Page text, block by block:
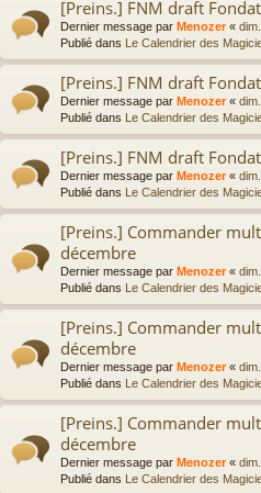
[Preins.] FNM draft
Dernier message par Menozer«
Publié dans Le Calendrier des
[Preins.] FNM draft
Dernier message par Menozer«
Publié dans Le Calendrier des
[Preins.] FNM draft
Dernier message par Menozer«
Publié dans Le Calendrier des
[Preins.] Commander
décembre
Dernier message par Menozer«
Publié dans Le Calendrier des
[Preins.] Commander
décembre
Dernier message par Menozer«
Publié dans Le Calendrier des
[Preins.] Commander
décembre
Dernier message par Menozer«
Publié dans Le Calendrier des